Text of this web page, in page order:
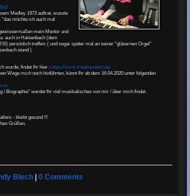
Medley 1973 auftrat, wusste
möchte ich auch mal
mein Mentor und
auch in Halsenbach (dem
persönlich treffen; ( und sogar später mal an seiner "gläsernen Orgel"
stand )
wurde, findet Ihr hier : https://www.franzlambert.de/
Wege mich noch hinführten, könnt Ihr ab dem 16.04.2020 unter folgenden
/ Biographie" werdet Ihr viel musikalisches von mir / über mich findet.
- bleibt gesund !!!
Grüßen,
Blech |0 Comments